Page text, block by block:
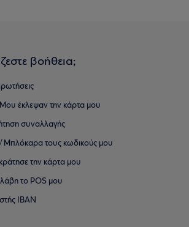
βοήθεια;
έκλεψαν την κάρτα μου
συναλλαγής
Μπλόκαρα τους κωδικούς μου
την κάρτα μου
το POS μου
IBAN